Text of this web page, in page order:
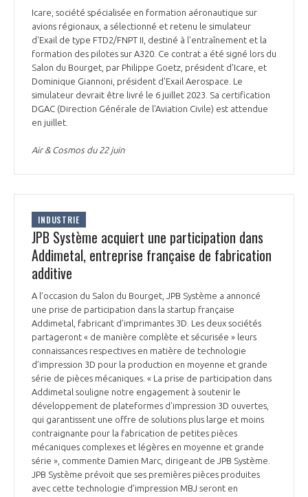
Icare, société spécialisée en formation aéronautique sur
avions régionaux, a sélectionné et retenu le simulateur
d'Exail de type FTD2/FNPT II, destiné à l'entraînement et la
formation des pilotes sur A320. Ce contrat a été signé lors du
Salon du Bourget, par Philippe Goetz, président d'Icare, et
Dominique Giannoni, président d'Exail Aerospace. Le
simulateur devrait être livré le 6 juillet 2023. Sa certification
DGAC (Direction Générale de l'Aviation Civile) est attendue
en juillet.
Air & Cosmos du 22 juin
INDUSTRIE
JPB Système acquiert une participation dans
Addimetal, entreprise française de fabrication
additive
A l’occasion du Salon du Bourget, JPB Système a annoncé
une prise de participation dans la startup française
Addimetal, fabricant d’imprimantes 3D. Les deux sociétés
partageront « de manière complète et sécurisée » leurs
connaissances respectives en matière de technologie
d’impression 3D pour la production en moyenne et grande
série de pièces mécaniques. « La prise de participation dans
Addimetal souligne notre engagement à soutenir le
développement de plateformes d’impression 3D ouvertes,
qui garantissent une offre de solutions plus large et moins
contraignante pour la fabrication de petites pièces
mécaniques complexes et légères en moyenne et grande
série », commente Damien Marc, dirigeant de JPB Système.
JPB Système prévoit que ses premières pièces produites
avec cette technologie d’impression MBJ seront en